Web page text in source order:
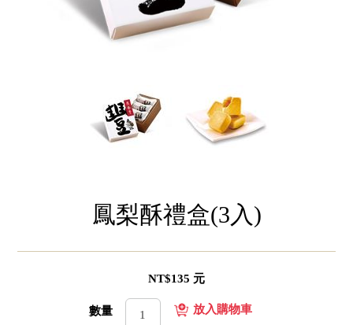
鳳梨酥禮盒(3入)
NT$135 元
數量